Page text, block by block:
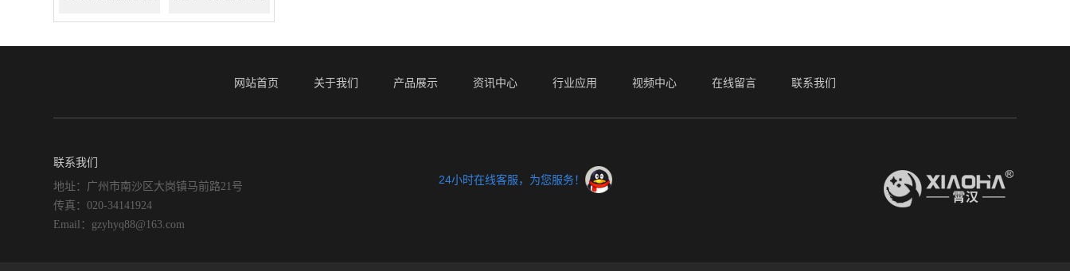
网站首页 关于我们 产品展示 资讯中心 行业应用 视频中心 在线留言 联系我们
联系我们
地址：广州市南沙区大岗镇马前路21号
传真：020-34141924
Email：gzyhyq88@163.com
24小时在线客服，为您服务！